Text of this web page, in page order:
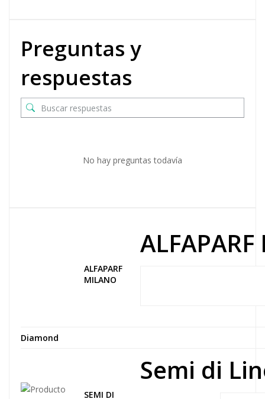
Preguntas y
respuestas
No hay preguntas todavía
ALFAPARF
MILANO
Diamond
SEMI DI
Semi di